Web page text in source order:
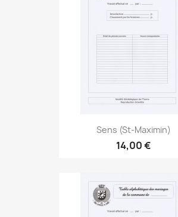
Sens (St-Maximin)
14,00 €